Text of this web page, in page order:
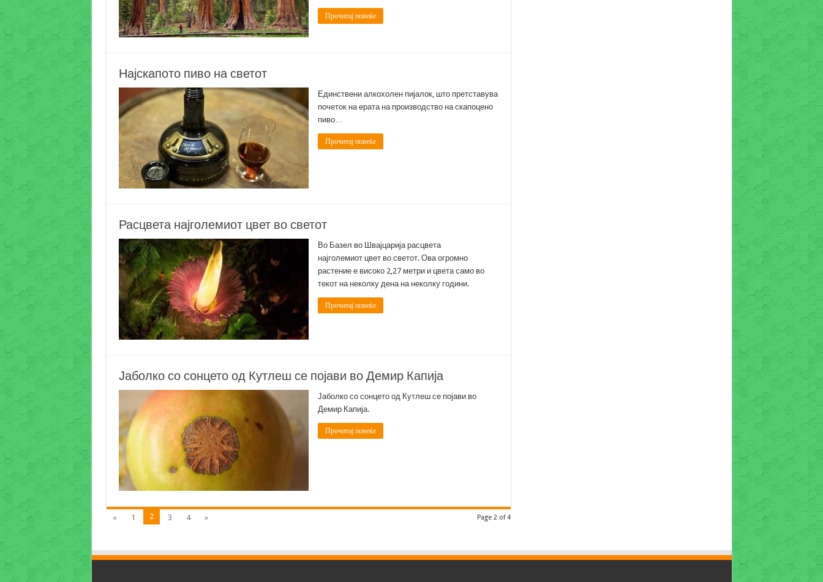
Прочитај повеќе
Најскапото пиво на светот
Единствени алкохолен пијалок, што претставува
почеток на ерата на производство на скапоцено
пиво…
Прочитај повеќе
Расцвета најголемиот цвет во светот
Во Базел во Швајцарија расцвета
најголемиот цвет во светот. Ова огромно
растение е високо 2,27 метри и цвета само во
текот на неколку дена на неколку години.
Прочитај повеќе
Јаболко со сонцето од Кутлеш се појави во Демир Капија
Јаболко со сонцето од Кутлеш се појави во
Демир Капија.
Прочитај повеќе
Page 2 of 4
« 1 2 3 4 »